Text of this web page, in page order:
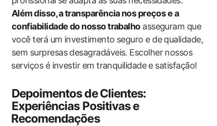
Além disso,⁣ a transparência ⁢nos preços e a
confiabilidade do nosso trabalhoasseguram que
você terá um investimento seguro​ e de qualidade,
sem surpresas desagradáveis. Escolher nossos
⁢serviços é investir em tranquilidade e satisfação!
Depoimentos de ⁣Clientes:
‍Experiências Positivas e
⁤Recomendações